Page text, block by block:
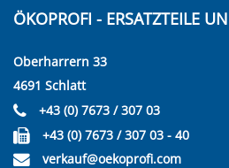
ÖKOPROFI - ERSATZTEILE
Oberharrern 33
4691 Schlatt
+43 (0) 7673 / 307 03
+43 (0) 7673 / 307 03 - 40
verkauf@oekoprofi.com